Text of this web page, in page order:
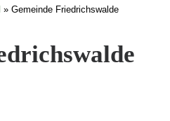
» Gemeinde Friedrichswalde